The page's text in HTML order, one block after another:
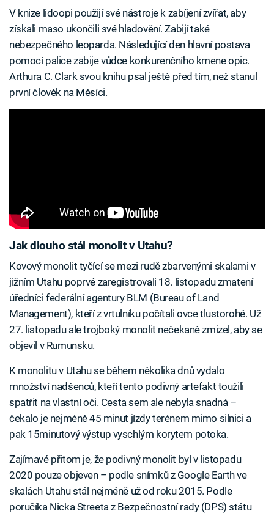
V knize lidoopi použijí své nástroje k zabíjení zvířat, aby
získali maso ukončili své hladovění. Zabijí také
nebezpečného leoparda. Následující den hlavní postava
pomocí palice zabije vůdce konkurenčního kmene opic.
Arthura C. Clark svou knihu psal ještě před tím, než stanul
první člověk na Měsíci.
Jak dlouho stál monolit v Utahu?
Kovový monolit tyčící se mezi rudě zbarvenými skalami v
jižním Utahu poprvé zaregistrovali 18. listopadu zmatení
úředníci federální agentury BLM (Bureau of Land
Management), kteří z vrtulníku počítali ovce tlustorohé. Už
27. listopadu ale trojboký monolit nečekaně zmizel, aby se
objevil v Rumunsku.
K monolitu v Utahu se během několika dnů vydalo
množství nadšenců, kteří tento podivný artefakt toužili
spatřit na vlastní oči. Cesta sem ale nebyla snadná –
čekalo je nejméně 45 minut jízdy terénem mimo silnici a
pak 15minutový výstup vyschlým korytem potoka.
Zajímavé přitom je, že podivný monolit byl v listopadu
2020 pouze objeven – podle snímků z Google Earth ve
skalách Utahu stál nejméně už od roku 2015. Podle
poručíka Nicka Streeta z Bezpečnostní rady (DPS) státu